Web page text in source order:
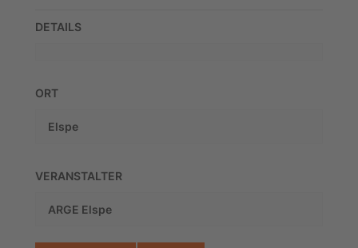
DETAILS
ORT
Elspe
VERANSTALTER
ARGE Elspe